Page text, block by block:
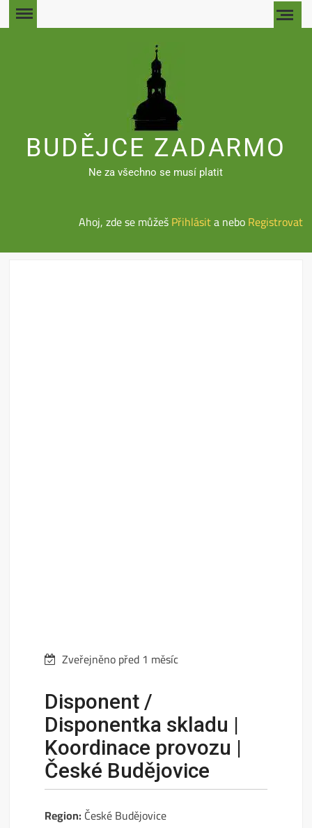
Skip
to
BUDĚJCE ZADARMO
Ne za všechno se musí platit
Ahoj, zde se můžešPřihlásita neboRegistrovat
Zveřejněno před 1 měsíc
Disponent /
Disponentka skladu |
Koordinace provozu |
České Budějovice
Region: České Budějovice